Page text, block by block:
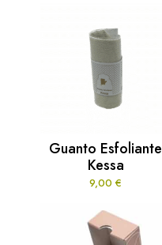
Guanto Esfoliante
Kessa
9,00 €